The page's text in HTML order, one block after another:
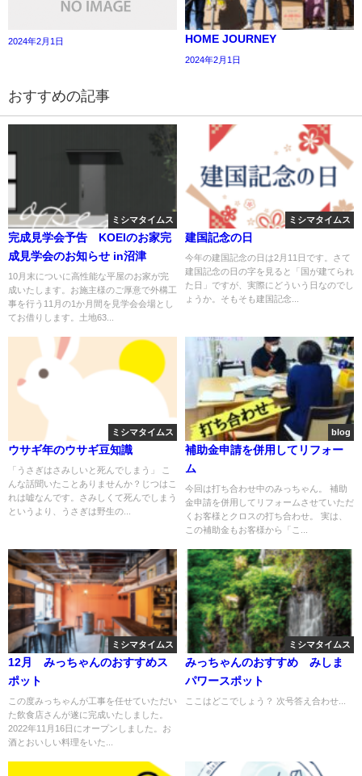
2024年2月1日 HOME JOURNEY
2024年2月1日
おすすめの記事
ミシマタイムス
完成見学会予告 KOEIのお家完
成見学会のお知らせ in沼津
10月末についに高性能な平屋のお家が完
成いたします。お施主様のご厚意で外構工
事を行う11月の1か月間を見学会会場とし
てお借りします。土地63...
ミシマタイムス
建国記念の日
今年の建国記念の日は2月11日です。さて
建国記念の日の字を見ると「国が建てられ
た日」ですが、実際にどういう日なのでし
ょうか。そもそも建国記念...
ミシマタイムス
ウサギ年のウサギ豆知識
「うさぎはさみしいと死んでしまう」 こ
んな話聞いたことありませんか？じつはこ
れは嘘なんです。さみしくて死んでしまう
というより、うさぎは野生の...
blog
補助金申請を併用してリフォー
ム
今回は打ち合わせ中のみっちゃん。 補助
金申請を併用してリフォームさせていただ
くお客様とクロスの打ち合わせ。 実は、
この補助金もお客様から「こ...
ミシマタイムス
12月 みっちゃんのおすすめス
ポット
この度みっちゃんが工事を任せていただい
た飲食店さんが遂に完成いたしました。
2022年11月16日にオープンしました。お
酒とおいしい料理をいた...
ミシマタイムス
みっちゃんのおすすめ みしま
パワースポット
ここはどこでしょう？ 次号答え合わせ...